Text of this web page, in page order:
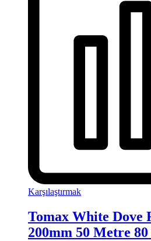
Karşılaştırmak
Tomax White Dove
200mm 50 Metre